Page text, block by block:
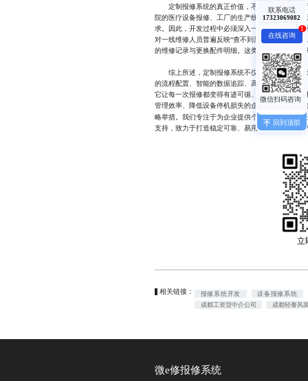
定制报修系统的真正价值，不在于功能堆砌，
院的医疗设备报修、工厂的生产线停机申报，还
求。因此，开发过程中必须深入一线调研，收集
对一线维修人员普遍反映“查不到历史记录”的问
的维修记录与更换配件明细。这类细节优化虽小
综上所述，定制报修系统不仅是技术工具的升
的流程配置、智能的数据追踪、高效的跨系统协
它让每一次报修都变得有迹可循、有据可依，真
管理效率、降低设备停机损失的企业来说，选择
略举措。我们专注于为企业提供个性化报修系统
支持，致力于打造稳定可靠、易用高效的报修管理
立
相关链接： 报修系统开发
设备报修系统
成都工资贷中介公司
成都轻奢风
微e修报修系统
联系电话
17323069082
在线咨询
1
回到顶部